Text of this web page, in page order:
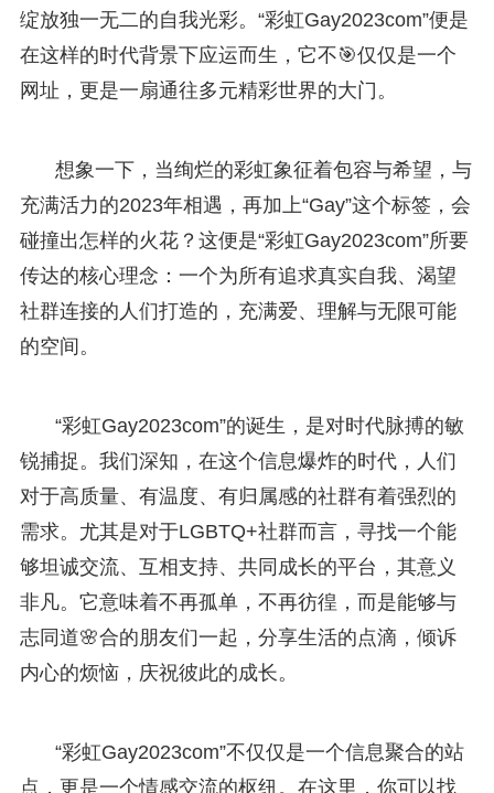
绽放独一无二的自我光彩。“彩虹Gay2023com”便是
在这样的时代背景下应运而生，它不🎯仅仅是一个
网址，更是一扇通往多元精彩世界的大门。
想象一下，当绚烂的彩虹象征着包容与希望，与
充满活力的2023年相遇，再加上“Gay”这个标签，会
碰撞出怎样的火花？这便是“彩虹Gay2023com”所要
传达的核心理念：一个为所有追求真实自我、渴望
社群连接的人们打造的，充满爱、理解与无限可能
的空间。
“彩虹Gay2023com”的诞生，是对时代脉搏的敏
锐捕捉。我们深知，在这个信息爆炸的时代，人们
对于高质量、有温度、有归属感的社群有着强烈的
需求。尤其是对于LGBTQ+社群而言，寻找一个能
够坦诚交流、互相支持、共同成长的平台，其意义
非凡。它意味着不再孤单，不再彷徨，而是能够与
志同道🌸合的朋友们一起，分享生活的点滴，倾诉
内心的烦恼，庆祝彼此的成长。
“彩虹Gay2023com”不仅仅是一个信息聚合的站
点，更是一个情感交流的枢纽。在这里，你可以找